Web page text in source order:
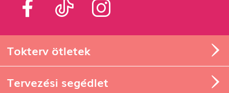
Tokterv ötletek
Tervezési segédlet